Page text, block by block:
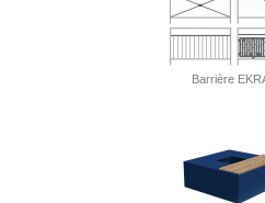
Barrière